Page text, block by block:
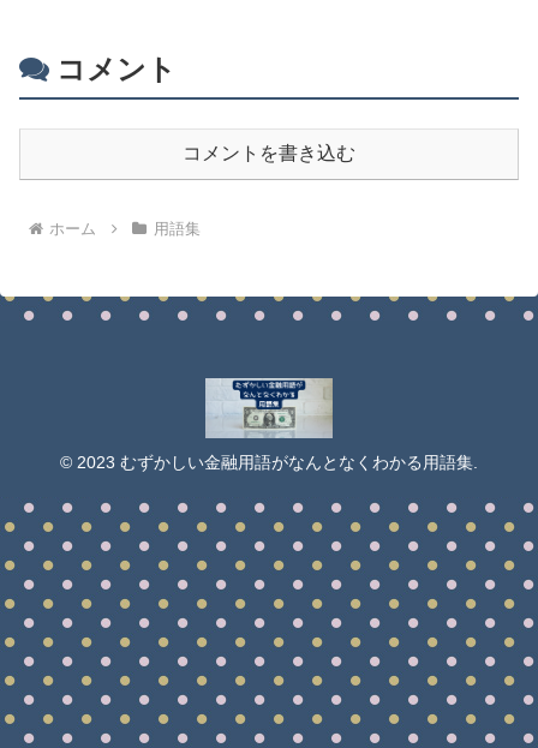
コメント
コメントを書き込む
ホーム 用語集
© 2023 むずかしい金融用語がなんとなくわかる用語集.